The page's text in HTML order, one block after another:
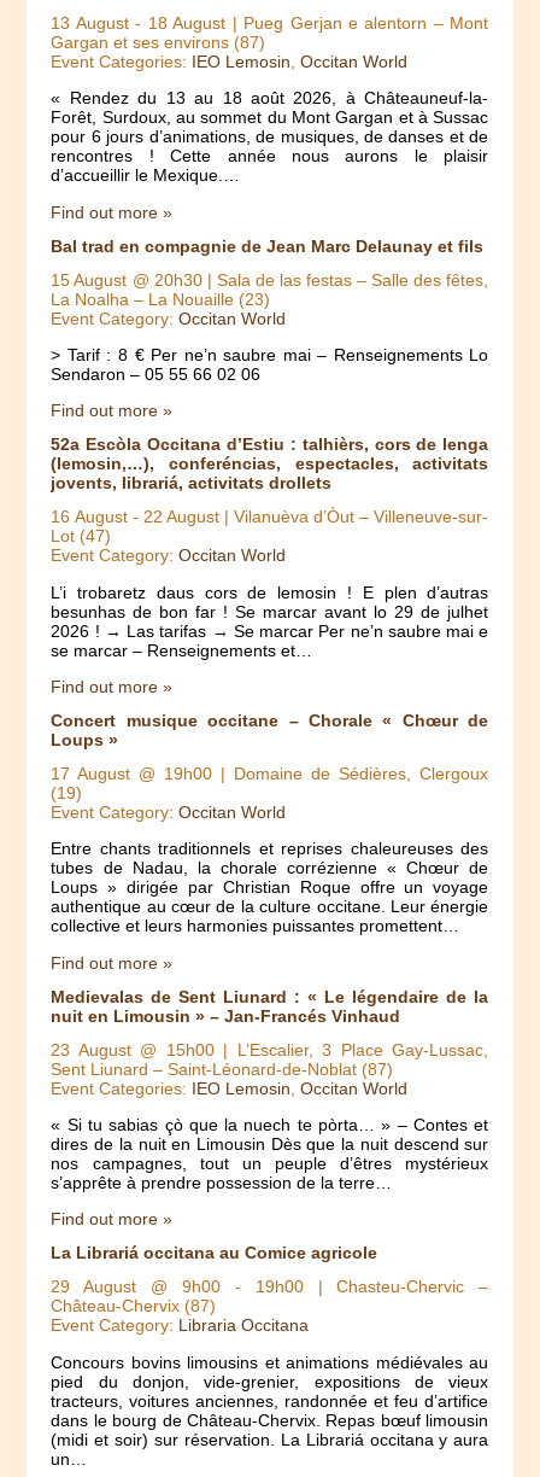
13 August- 18 August | Pueg Gerjan e alentorn – Mont
Gargan et ses environs (87)
Event Categories: IEO Lemosin ,Occitan World
« Rendez du 13 au 18 août 2026, à Châteauneuf-la-
Forêt, Surdoux, au sommet du Mont Gargan et à Sussac
pour 6 jours d’animations, de musiques, de danses et de
rencontres ! Cette année nous aurons le plaisir
d’accueillir le Mexique.…
Find out more »
Bal trad en compagnie de Jean Marc Delaunay et fils
15 August @ 20h30| Sala de las festas – Salle des fêtes,
La Noalha – La Nouaille (23)
Event Category:Occitan World
> Tarif : 8 € Per ne’n saubre mai – Renseignements Lo
Sendaron – 05 55 66 02 06
Find out more »
52a Escòla Occitana d’Estiu : talhièrs, cors de lenga
(lemosin,…), conferéncias, espectacles, activitats
jovents, librariá, activitats drollets
16 August- 22 August| Vilanuèva d’Òut – Villeneuve-sur-
Lot (47)
Event Category:Occitan World
L’i trobaretz daus cors de lemosin ! E plen d’autras
besunhas de bon far ! Se marcar avant lo 29 de julhet
2026 ! → Las tarifas → Se marcar Per ne’n saubre mai e
se marcar – Renseignements et…
Find out more »
Concert musique occitane – Chorale « Chœur de
Loups »
17 August @ 19h00 | Domaine de Sédières, Clergoux
(19)
Event Category:Occitan World
Entre chants traditionnels et reprises chaleureuses des
tubes de Nadau, la chorale corrézienne « Chœur de
Loups » dirigée par Christian Roque offre un voyage
authentique au cœur de la culture occitane. Leur énergie
collective et leurs harmonies puissantes promettent…
Find out more »
Medievalas de Sent Liunard : « Le légendaire de la
nuit en Limousin » – Jan-Francés Vinhaud
23 August @ 15h00| L’Escalier, 3 Place Gay-Lussac,
Sent Liunard – Saint-Léonard-de-Noblat (87)
Event Categories: IEO Lemosin ,Occitan World
« Si tu sabias çò que la nuech te pòrta… » – Contes et
dires de la nuit en Limousin Dès que la nuit descend sur
nos campagnes, tout un peuple d’êtres mystérieux
s’apprête à prendre possession de la terre…
Find out more »
La Librariá occitana au Comice agricole
29 August @ 9h00- 19h00| Chasteu-Chervic –
Château-Chervix (87)
Event Category: Libraria Occitana
Concours bovins limousins et animations médiévales au
pied du donjon, vide-grenier, expositions de vieux
tracteurs, voitures anciennes, randonnée et feu d’artifice
dans le bourg de Château-Chervix. Repas bœuf limousin
(midi et soir) sur réservation. La Librariá occitana y aura
un…